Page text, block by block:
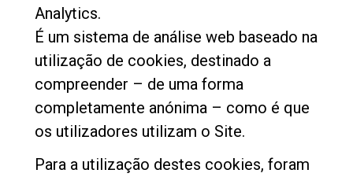
Analytics.
É um sistema de análise web baseado na
utilização de cookies, destinado a
compreender – de uma forma
completamente anónima – como é que
os utilizadores utilizam o Site.
Para a utilização destes cookies, foram